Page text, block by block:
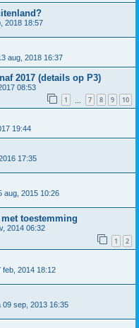
2018 18:57
aug, 2018 16:37
2017 (details op P3)
08:53
1 7 8 9 10
19:44
17:35
aug, 2015 10:26
toestemming
2014 06:32
1 2
feb, 2014 18:12
09 sep, 2013 16:35